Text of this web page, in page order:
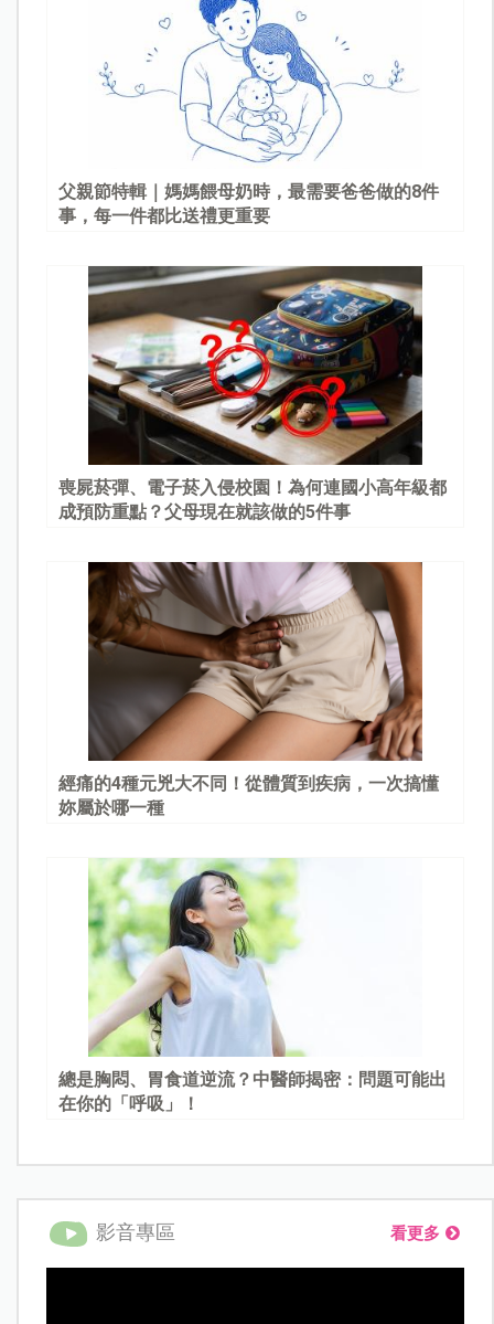
父親節特輯｜媽媽餵母奶時，最需要爸爸做的8件
事，每一件都比送禮更重要
喪屍菸彈、電子菸入侵校園！為何連國小高年級都
成預防重點？父母現在就該做的5件事
經痛的4種元兇大不同！從體質到疾病，一次搞懂
妳屬於哪一種
總是胸悶、胃食道逆流？中醫師揭密：問題可能出
在你的「呼吸」！
影音專區 看更多